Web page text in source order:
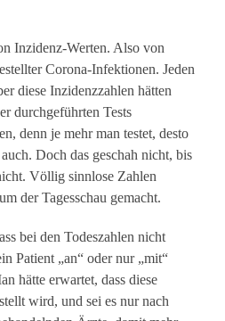
Inzidenz-Werten. Also von
Corona-Infektionen. Jeden
diese Inzidenzzahlen hätten
durchgeführten Tests
denn je mehr man testet, desto
Doch das geschah nicht, bis
Völlig sinnlose Zahlen
der Tagesschau gemacht.
bei den Todeszahlen nicht
Patient „an“ oder nur „mit“
hätte erwartet, dass diese
wird, und sei es nur nach